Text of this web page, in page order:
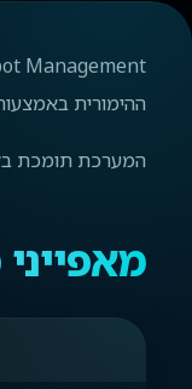
ההימורית
המערכת תומכת